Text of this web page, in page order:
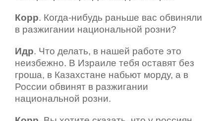
Корр. Когда-нибудь раньше вас обвиняли
в разжигании национальной розни?
Идр. Что делать, в нашей работе это
неизбежно. В Израиле тебя оставят без
гроша, в Казахстане набьют морду, а в
России обвинят в разжигании
национальной розни.